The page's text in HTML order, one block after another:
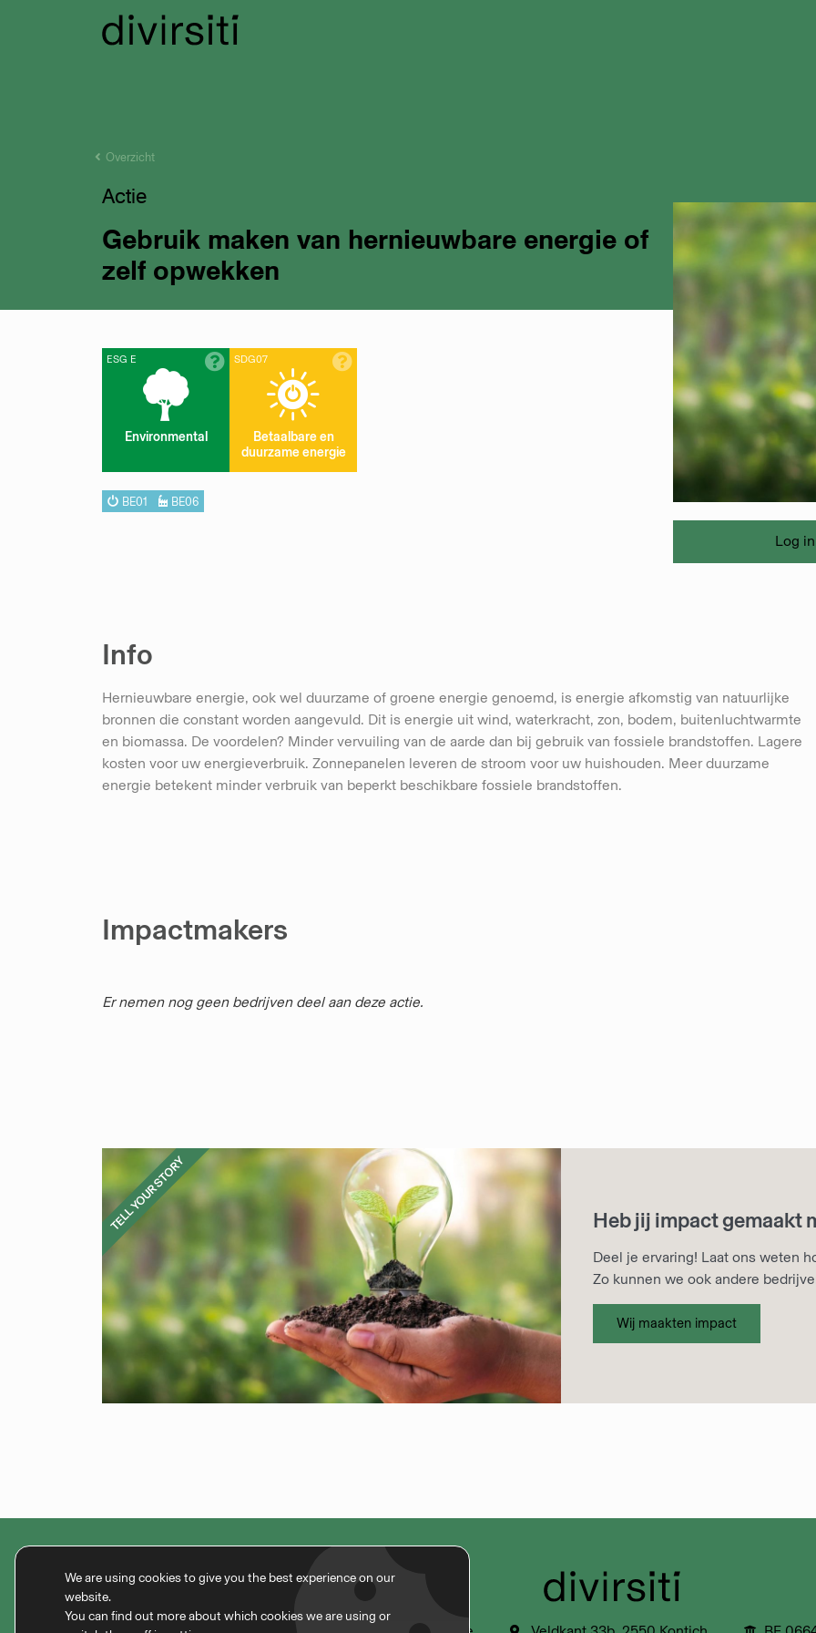
Overzicht
Actie
Gebruik maken van hernieuwbare energie of
zelf opwekken
ESG E
Environmental
SDG07
Betaalbare en
duurzame energie
BE01 BE06
Log
Info
Hernieuwbare energie, ook wel duurzame of groene energie genoemd, is energie afkomstig van natuurlijke
bronnen die constant worden aangevuld. Dit is energie uit wind, waterkracht, zon, bodem, buitenluchtwarmte
en biomassa. De voordelen? Minder vervuiling van de aarde dan bij gebruik van fossiele brandstoffen. Lagere
kosten voor uw energieverbruik. Zonnepanelen leveren de stroom voor uw huishouden. Meer duurzame
energie betekent minder verbruik van beperkt beschikbare fossiele brandstoffen.
Impactmakers
Er nemen nog geen bedrijven deel aan deze actie.
Heb jij impact gemaakt
Deel je ervaring! Laat ons weten
Zo kunnen we ook andere
Wij maakten impact
TELL YOUR STORY
We are using cookies to give you the best experience on our
website.
You can find out more about which cookies we are using or